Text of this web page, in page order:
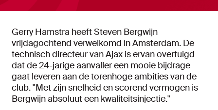
Gerry Hamstra heeft Steven Bergwijn
vrijdagochtend verwelkomd in Amsterdam. De
technisch directeur van Ajax is ervan overtuigd
dat de 24-jarige aanvaller een mooie bijdrage
gaat leveren aan de torenhoge ambities van de
club. "Met zijn snelheid en scorend vermogen is
Bergwijn absoluut een kwaliteitsinjectie."